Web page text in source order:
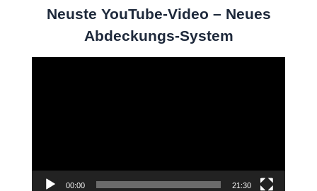
Neuste YouTube-Video – Neues
Abdeckungs-System
00:00 21:30